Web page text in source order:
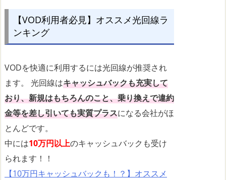
【VOD利用者必見】オススメ光回線ラ
ンキング
VODを快適に利用するには光回線が推奨され
ます。 光回線はキャッシュバックも充実して
おり、新規はもちろんのこと、乗り換えで違約
金等を差し引いても実質プラスになる会社がほ
とんどです。
中には10万円以上のキャッシュバックも受け
られます！！
【10万円キャッシュバックも！？】オススメ